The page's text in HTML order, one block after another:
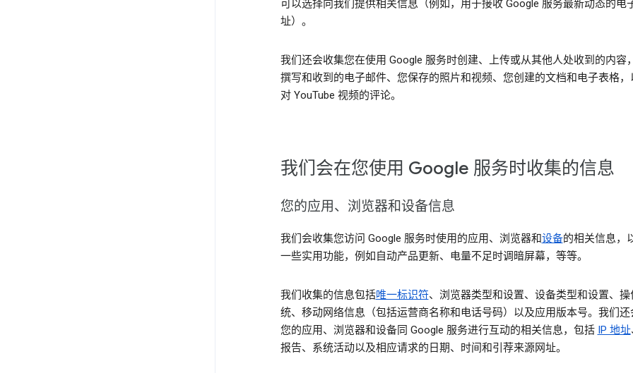
可以选择向我们提供相关信息（例如，用于接收 Google 服务最新动态的电
址）。
我们还会收集您在使用 Google 服务时创建、上传或从其他人处收到的内容
撰写和收到的电子邮件、您保存的照片和视频、您创建的文档和电子表格，
对 YouTube 视频的评论。
我们会在您使用 Google 服务时收集的信息
您的应用、浏览器和设备信息
我们会收集您访问 Google 服务时使用的应用、浏览器和设备的相关信息，
一些实用功能，例如自动产品更新、电量不足时调暗屏幕，等等。
我们收集的信息包括唯一标识符、浏览器类型和设置、设备类型和设置、操
统、移动网络信息（包括运营商名称和电话号码）以及应用版本号。我们还
您的应用、浏览器和设备同 Google 服务进行互动的相关信息，包括 IP 地址
报告、系统活动以及相应请求的日期、时间和引荐来源网址。